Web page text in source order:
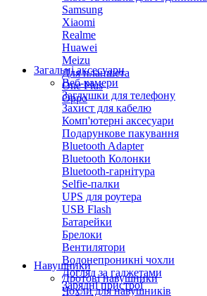
Samsung
Xiaomi
Realme
Huawei
Meizu
Для планшета
One Plus
Oppo
Загальні аксесуари
Веб-камери
Заглушки для телефону
Захист для кабелю
Комп'ютерні аксесуари
Подарункове пакування
Bluetooth Adapter
Bluetooth Колонки
Bluetooth-гарнітура
Selfie-палки
UPS для роутера
USB Flash
Батарейки
Брелоки
Вентилятори
Водонепроникні чохли
Догляд за гаджетами
Зарядні пристрої
Навушники
Дротові навушники
Чохли для навушників